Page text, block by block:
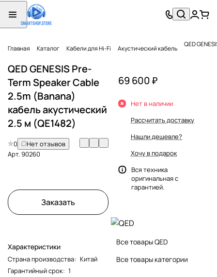
Главная Каталог Кабели для Hi-Fi Акустический кабель QED
QED GENESIS Pre-
Term Speaker Cable
2.5m (Banana)
кабель акустический
2.5 м (QE1482)
0
Нет отзывов
Арт.90260
Заказать
Характеристики
Страна производства: Китай
Гарантийный срок: 1
69 600 ₽
Нет в наличии
Рассчитать доставку
Нашли дешевле?
Хочу в подарок
Вся техника
оригинальная с
гарантией.
Все товары QED
Все товары категории